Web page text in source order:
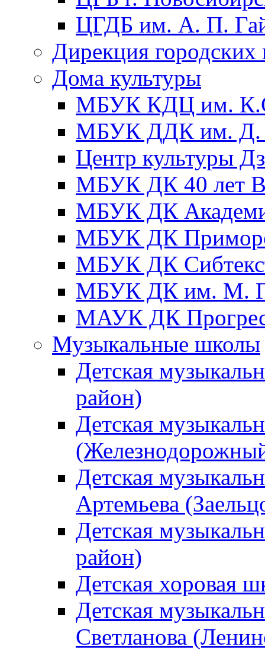
ЦГДБ им. А. П.
Дирекция городских
Дома культуры
МБУК КДЦ им.
МБУК ДДК им. Д.
Центр культуры
МБУК ДК 40 лет
МБУК ДК
МБУК ДК
МБУК ДК
МБУК ДК им. М.
МАУК ДК
Музыкальные школы
Детская
район)
Детская
Детская
Артемьева
Детская
район)
Детская хоровая
Детская
Светланова